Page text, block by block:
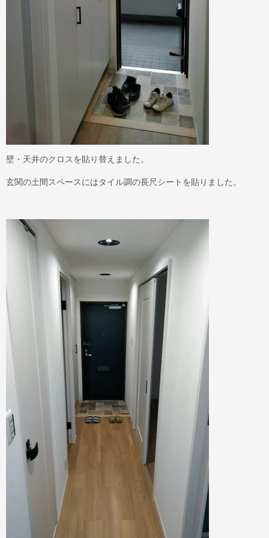
壁・天井のクロスを貼り替えました。
玄関の土間スペースにはタイル調の長尺シートを貼りました。